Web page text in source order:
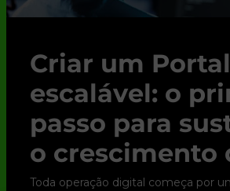
Criar um
escalável: o
passo para
o crescimento
Toda operação digital começa por